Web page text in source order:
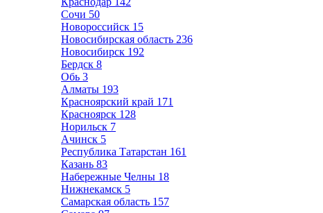
Сочи 50
Новороссийск 15
Новосибирская область 236
Новосибирск 192
Бердск 8
Обь 3
Алматы 193
Красноярский край 171
Красноярск 128
Норильск 7
Ачинск 5
Республика Татарстан 161
Казань 83
Набережные Челны 18
Нижнекамск 5
Самарская область 157